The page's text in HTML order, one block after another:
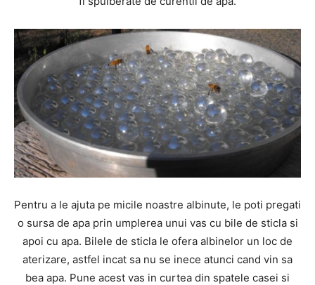
Pentru a le ajuta pe micile noastre albinute, le poti pregati
o sursa de apa prin umplerea unui vas cu bile de sticla si
apoi cu apa. Bilele de sticla le ofera albinelor un loc de
aterizare, astfel incat sa nu se inece atunci cand vin sa
bea apa. Pune acest vas in curtea din spatele casei si